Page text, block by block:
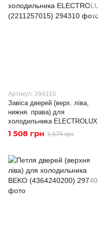
Артикул: 294310
Завіса дверей (верх. ліва,
нижня. права) для
холодильника ELECTROLUX
(2211257015)
1 508 грн 1 675 грн